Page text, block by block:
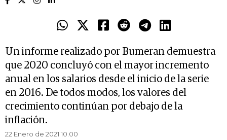
Un informe realizado por Bumeran demuestra
que 2020 concluyó con el mayor incremento
anual en los salarios desde el inicio de la serie
en 2016. De todos modos, los valores del
crecimiento continúan por debajo de la
inflación.
22 Enero de 2021 10.00